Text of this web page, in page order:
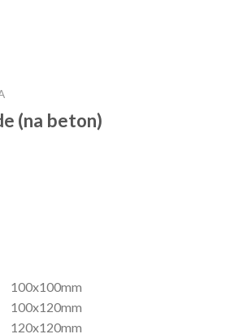
(na beton)